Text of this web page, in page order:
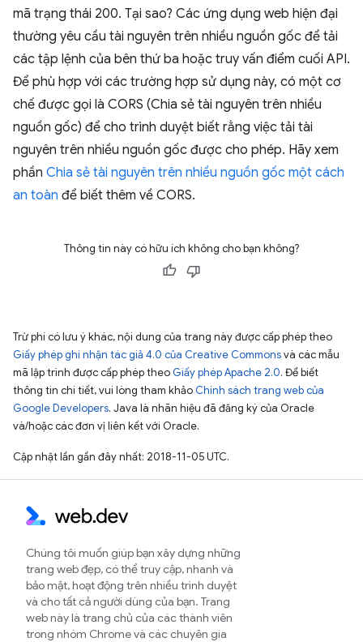
mã trạng thái 200. Tại sao? Các ứng dụng web hiện đại
thường yêu cầu tài nguyên trên nhiều nguồn gốc để tải
các tập lệnh của bên thứ ba hoặc truy vấn điểm cuối API.
Để phù hợp với các trường hợp sử dụng này, có một cơ
chế được gọi là CORS (Chia sẻ tài nguyên trên nhiều
nguồn gốc) để cho trình duyệt biết rằng việc tải tài
nguyên trên nhiều nguồn gốc được cho phép. Hãy xem
phần Chia sẻ tài nguyên trên nhiều nguồn gốc một cách
an toàn để biết thêm về CORS.
Thông tin này có hữu ích không cho bạn không?
Trừ phi có lưu ý khác, nội dung của trang này được cấp phép theo
Giấy phép ghi nhận tác giả 4.0 của Creative Commonsvà các mẫu
mã lập trình được cấp phép theo Giấy phép Apache 2.0. Để biết
thông tin chi tiết, vui lòng tham khảo Chính sách trang web của
Google Developers. Java là nhãn hiệu đã đăng ký của Oracle
và/hoặc các đơn vị liên kết với Oracle.
Cập nhật lần gần đây nhất: 2018-11-05 UTC.
Chúng tôi muốn giúp bạn xây dựng những
trang web đẹp, có thể truy cập, nhanh và
bảo mật, hoạt động trên nhiều trình duyệt
và cho tất cả người dùng của bạn. Trang
web này là trang chủ của các thành viên
trong nhóm Chrome và các chuyên gia